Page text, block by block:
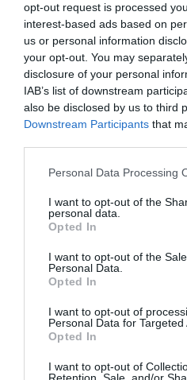
opt-out request is processed
interest-based ads based on
us or personal information
your opt-out. You may
disclosure of your personal
IAB’s list of downstream
also be disclosed by us to third
Downstream Participants that
Please note that this website/
not limited to your visit or usage
grant or deny consent to
use your data for below
consent section.
Personal Data Processing
I want to opt-out of the
personal data.
Opted In
I want to opt-out of the
Personal Data.
Opted In
I want to opt-out of
Personal Data for Targeted
Opted In
I want to opt-out of
ΕΛΓΕΚΑ: Προληπτική
– Κίνδυνος θραύσης
συσκευασία